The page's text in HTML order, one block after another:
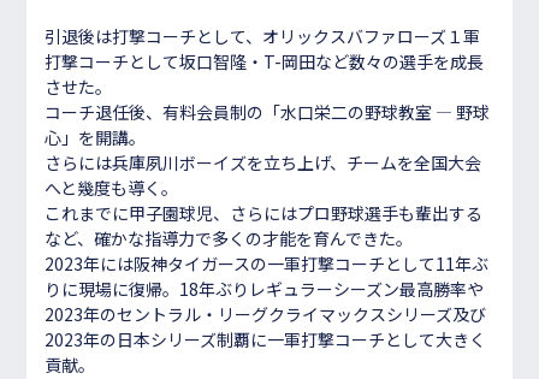
引退後は打撃コーチとして、オリックスバファローズ１軍
打撃コーチとして坂口智隆・T-岡田など数々の選手を成長
させた。
コーチ退任後、有料会員制の「水口栄二の野球教室 ― 野球
心」を開講。
さらには兵庫夙川ボーイズを立ち上げ、チームを全国大会
へと幾度も導く。
これまでに甲子園球児、さらにはプロ野球選手も輩出する
など、確かな指導力で多くの才能を育んできた。
2023年には阪神タイガースの一軍打撃コーチとして11年ぶ
りに現場に復帰。18年ぶりレギュラーシーズン最高勝率や
2023年のセントラル・リーグクライマックスシリーズ及び
2023年の日本シリーズ制覇に一軍打撃コーチとして大きく
貢献。